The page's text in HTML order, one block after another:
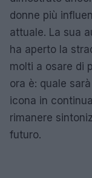
donne più
attuale. La sua
ha aperto la
molti a osare di
ora è: quale
icona in
rimanere
futuro.